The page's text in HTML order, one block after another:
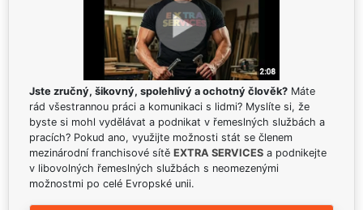
Jste zručný, šikovný, spolehlivý a ochotný člověk? Máte
rád všestrannou práci a komunikaci s lidmi? Myslíte si, že
byste si mohl vydělávat a podnikat v řemeslných službách a
pracích? Pokud ano, využijte možnosti stát se členem
mezinárodní franchisové sítě EXTRA SERVICES a podnikejte
v libovolných řemeslných službách s neomezenými
možnostmi po celé Evropské unii.